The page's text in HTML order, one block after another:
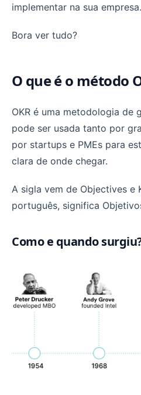
implementar na sua empresa.
Bora ver tudo?
O que é o método
OKR é uma metodologia de
pode ser usada tanto por
por startups e PMEs para
clara de onde chegar.
A sigla vem de Objectives e
português, significa
Como e quando